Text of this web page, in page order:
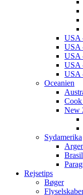
USA
USA
USA
USA
USA
Oceanien
Cook
New
Sydamerika
Rejsetips
Bøger